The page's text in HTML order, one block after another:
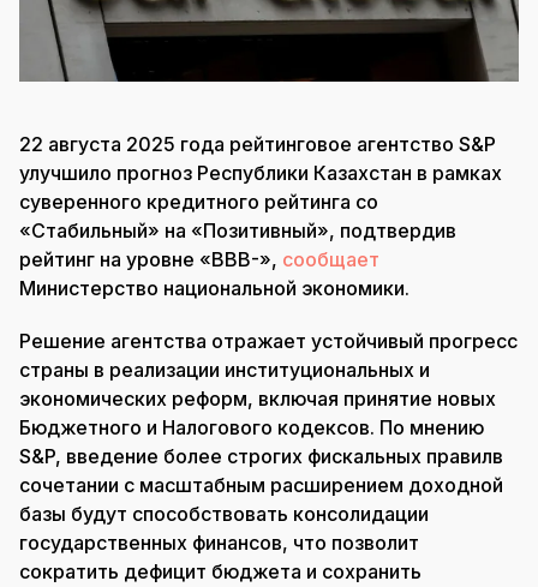
22 августа 2025 года рейтинговое агентство S&P
улучшило прогноз Республики Казахстан в рамках
суверенного кредитного рейтинга со
«Стабильный» на «Позитивный», подтвердив
рейтинг на уровне «BBB-», сообщает
Министерство национальной экономики.
Решение агентства отражает устойчивый прогресс
страны в реализации институциональных и
экономических реформ, включая принятие новых
Бюджетного и Налогового кодексов. По мнению
S&P, введение более строгих фискальных правилв
сочетании с масштабным расширением доходной
базы будут способствовать консолидации
государственных финансов, что позволит
сократить дефицит бюджета и сохранить